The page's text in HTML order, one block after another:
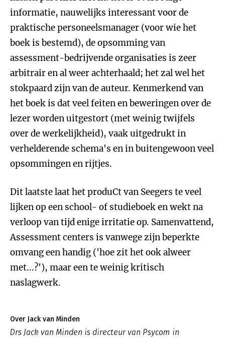
informatie, nauwelijks interessant voor de
praktische personeelsmanager (voor wie het
boek is bestemd), de opsomming van
assessment-bedrijvende organisaties is zeer
arbitrair en al weer achterhaald; het zal wel het
stokpaard zijn van de auteur. Kenmerkend van
het boek is dat veel feiten en beweringen over de
lezer worden uitgestort (met weinig twijfels
over de werkelijkheid), vaak uitgedrukt in
verhelderende schema's en in buitengewoon veel
opsommingen en rijtjes.
Dit laatste laat het produCt van Seegers te veel
lijken op een school- of studieboek en wekt na
verloop van tijd enige irritatie op. Samenvattend,
Assessment centers is vanwege zijn beperkte
omvang een handig ('hoe zit het ook alweer
met...?'), maar een te weinig kritisch
naslagwerk.
Over Jack van Minden
Drs Jack van Minden is directeur van Psycom in